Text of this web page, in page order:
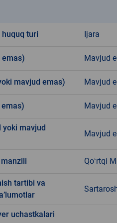
huquq turi Ijara
emas) Mavjud
mavjud emas) Mavjud
Mavjud
yoki mavjud
Mavjud
Qoʻrtqi
tartibi va
uchastkalari